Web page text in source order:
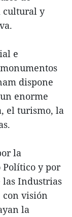
cultural y
e
dispone
enorme
el turismo, la
la
Político y por
las Industrias
con visión
la